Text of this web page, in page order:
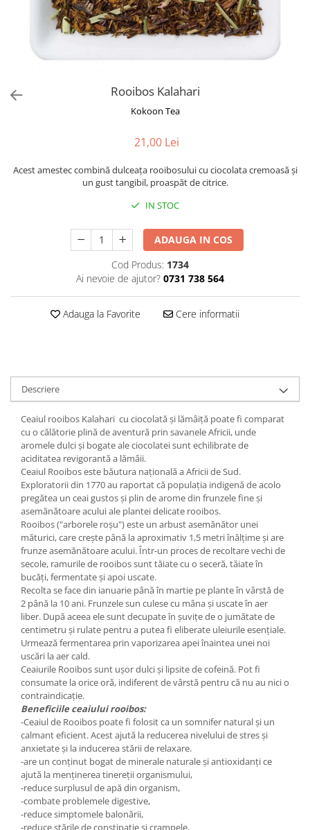
Sirop de ceai
Rooibos Kalahari
Kokoon Tea
21,00 Lei
Acest amestec combină dulceața rooibosului cu ciocolata cremoasă și
un gust tangibil, proaspăt de citrice.
IN STOC
ADAUGA IN COS
Cod Produs: 1734
Ai nevoie de ajutor? 0731 738 564
Adauga la Favorite Cere informatii
Descriere
Ceaiul rooibos Kalahari cu ciocolată și lămâiță poate fi comparat
cu o călătorie plină de aventură prin savanele Africii, unde
aromele dulci și bogate ale ciocolatei sunt echilibrate de
aciditatea revigorantă a lămâii.
Ceaiul Rooibos este băutura națională a Africii de Sud.
Exploratorii din 1770 au raportat că populația indigenă de acolo
pregătea un ceai gustos și plin de arome din frunzele fine și
asemănătoare acului ale plantei delicate rooibos.
Rooibos ("arborele roșu") este un arbust asemănător unei
măturici, care crește până la aproximativ 1,5 metri înălțime și are
frunze asemănătoare acului. Într-un proces de recoltare vechi de
secole, ramurile de rooibos sunt tăiate cu o seceră, tăiate în
bucăți, fermentate și apoi uscate.
Recolta se face din ianuarie până în martie pe plante în vârstă de
2 până la 10 ani. Frunzele sun culese cu mâna şi uscate în aer
liber. După aceea ele sunt decupate în şuviţe de o jumătate de
centimetru şi rulate pentru a putea fi eliberate uleiurile esenţiale.
Urmează fermentarea prin vaporizarea apei înaintea unei noi
uscări la aer cald.
Ceaiurile Rooibos sunt ușor dulci și lipsite de cofeină. Pot fi
consumate la orice oră, indiferent de vârstă pentru că nu au nici o
contraindicație.
Beneficiile ceaiului rooibos:
-Ceaiul de Rooibos poate fi folosit ca un somnifer natural și un
calmant eficient. Acest ajută la reducerea nivelului de stres și
anxietate și la inducerea stării de relaxare.
-are un conținut bogat de minerale naturale și antioxidanți ce
ajută la menținerea tinereții organismului,
-reduce surplusul de apă din organism,
-combate problemele digestive,
-reduce simptomele balonării,
-reduce stările de constipație și crampele,